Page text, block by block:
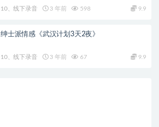
10、线下录音 3 年前 598 9.9
绅士派情感《武汉计划3天2夜》
10、线下录音 3 年前 67 9.9